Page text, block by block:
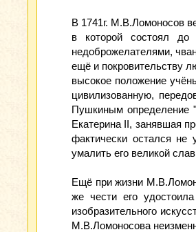
В 1741г. М.В.Ломоносов
в которой состоял до
недоброжелателями,
ещё и покровительству
высокое положение
цивилизованную,
Пушкиным определение
Екатерина II, занявшая
фактически остался не
умалить его великой
Ещё при жизни
же чести его
изобразительного
М.В.Ломоносова